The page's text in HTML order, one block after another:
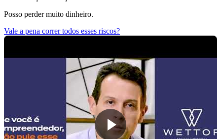
Posso perder muito dinheiro.
Vale a pena correr todos esses riscos?